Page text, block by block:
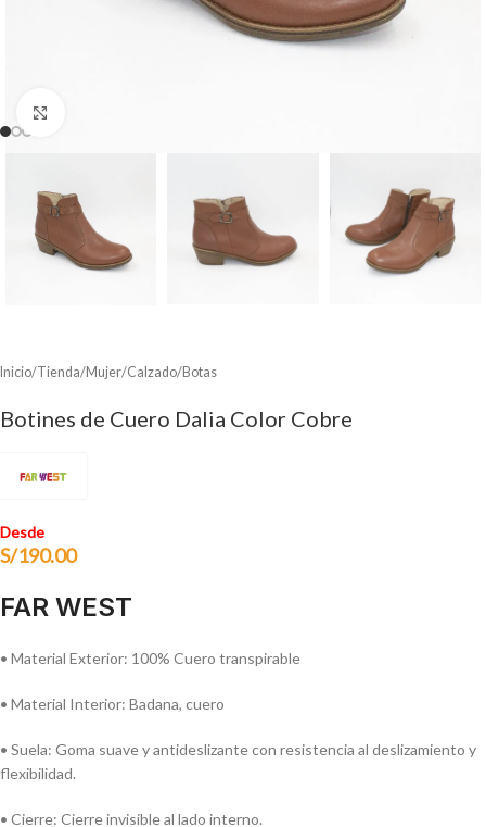
Inicio/Tienda/Mujer/Calzado/Botas
Botines de Cuero Dalia Color Cobre
Desde
S/190.00
FAR WEST
• Material Exterior: 100% Cuero transpirable
• Material Interior: Badana, cuero
• Suela: Goma suave y antideslizante con resistencia al deslizamiento y
flexibilidad.
• Cierre: Cierre invisible al lado interno.